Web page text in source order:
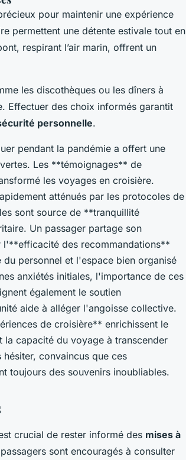
pour maintenir une expérience
permettent une détente estivale tout en
respirant l’air marin, offrent un
les discothèques ou les dîners à
Effectuer des choix informés garantit
personnelle.
pendant la pandémie a offert une
Les **témoignages** de
les voyages en croisière.
atténués par les protocoles de
sont source de **tranquillité
Un passager partage son
l'**efficacité des recommandations**
personnel et l'espace bien organisé
anxiétés initiales, l'importance de ces
également le soutien
aide à alléger l'angoisse collective.
de croisière** enrichissent le
capacité du voyage à transcender
convaincus que ces
des souvenirs inoubliables.
crucial de rester informé des mises à
sont encouragés à consulter